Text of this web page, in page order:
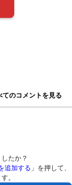
てのコメントを見る
たか？
追加する 」を押して、
。